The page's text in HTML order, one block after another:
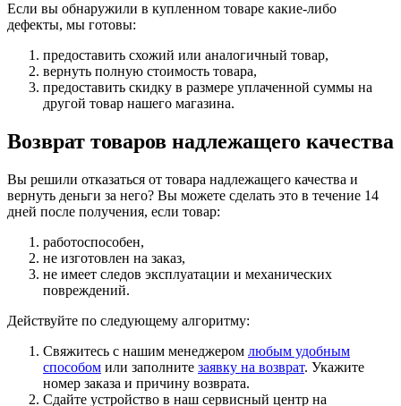
Если вы обнаружили в купленном товаре какие-либо
дефекты, мы готовы:
предоставить схожий или аналогичный товар,
вернуть полную стоимость товара,
предоставить скидку в размере уплаченной суммы на
другой товар нашего магазина.
Возврат товаров надлежащего качества
Вы решили отказаться от товара надлежащего качества и
вернуть деньги за него? Вы можете сделать это в течение 14
дней после получения, если товар:
работоспособен,
не изготовлен на заказ,
не имеет следов эксплуатации и механических
повреждений.
Действуйте по следующему алгоритму:
Свяжитесь с нашим менеджером любым удобным
способом или заполните заявку на возврат. Укажите
номер заказа и причину возврата.
Сдайте устройство в наш сервисный центр на